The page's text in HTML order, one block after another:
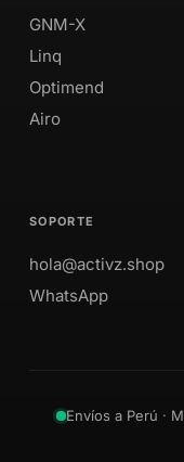
GNM-X
Linq
Optimend
Airo
SOPORTE
hola@activz.shop
WhatsApp
Envíos a Perú ·